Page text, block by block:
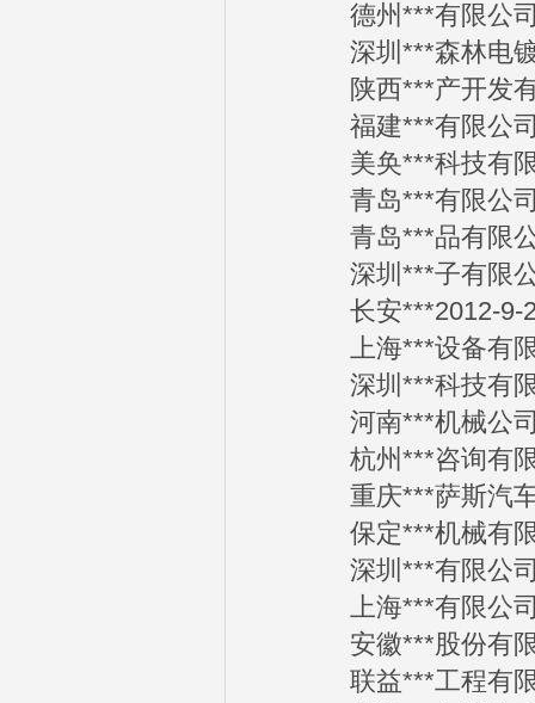
德州***有限公司
深圳***森林电镀
陕西***产开发有
福建***有限公司
美奂***科技有限
青岛***有限公司
青岛***品有限公
深圳***子有限公
长安***2012-9-
上海***设备有限
深圳***科技有限
河南***机械公司
杭州***咨询有限
重庆***萨斯汽车
保定***机械有限
深圳***有限公司
上海***有限公司
安徽***股份有限
联益***工程有限